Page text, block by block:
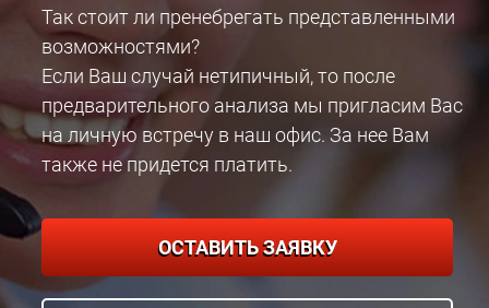
Так стоит ли пренебрегать представленными
возможностями?
Если Ваш случай нетипичный, то после
предварительного анализа мы пригласим Вас
на личную встречу в наш офис. За нее Вам
также не придется платить.
ОСТАВИТЬ ЗАЯВКУ